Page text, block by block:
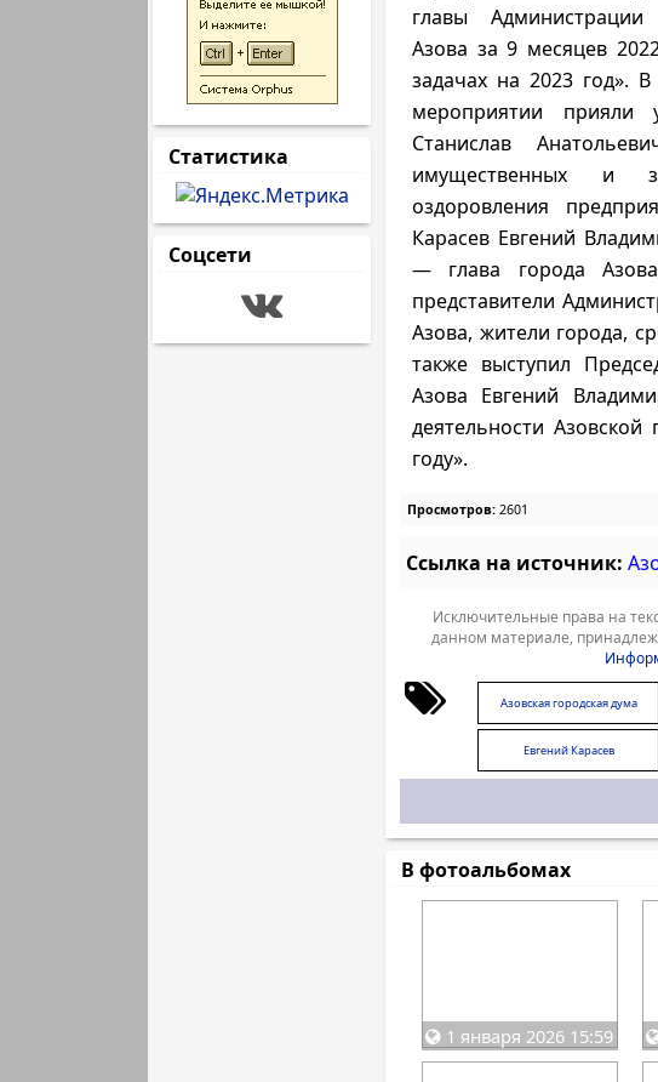
Статистика
Соцсети
главы Администрации
Азова за 9 месяцев
задачах на 2023 год».
мероприятии прияли
Станислав
имущественных и
оздоровления
Карасев Евгений
— глава города
представители
Азова, жители города,
также выступил
Азова Евгений
деятельности
году».
Просмотров: 2601
Ссылка на источник:
Исключительные права на
данном материале,
Азовская городская дума
Евгений Карасев
В фотоальбомах
1 января 2026 15:59